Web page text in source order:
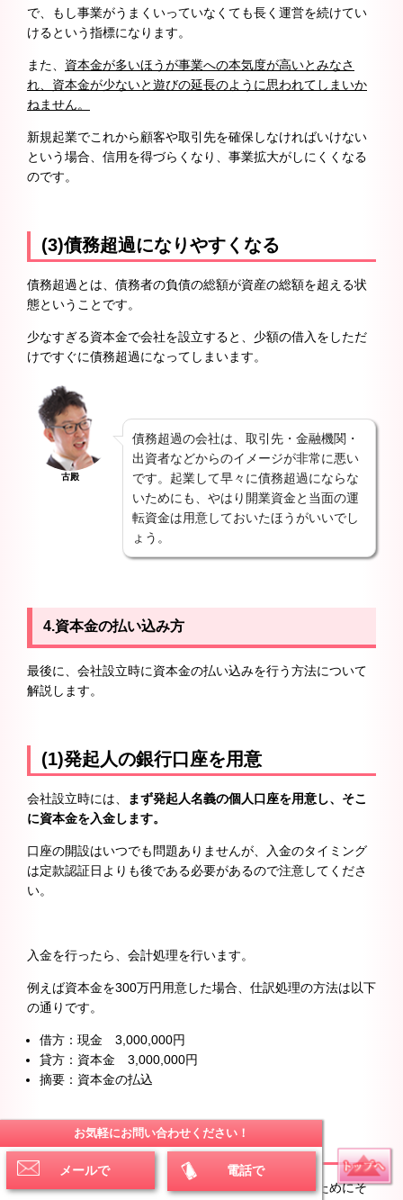
で、もし事業がうまくいっていなくても長く運営を続けてい
けるという指標になります。
また、 資本金が多いほうが事業への本気度が高いとみなさ
れ、資本金が少ないと遊びの延長のように思われてしまいか
ねません。
新規起業でこれから顧客や取引先を確保しなければいけない
という場合、信用を得づらくなり、事業拡大がしにくくなる
のです。
(3)債務超過になりやすくなる
債務超過とは、債務者の負債の総額が資産の総額を超える状
態ということです。
少なすぎる資本金で会社を設立すると、少額の借入をしただ
けですぐに債務超過になってしまいます。
古殿
債務超過の会社は、取引先・金融機関・
出資者などからのイメージが非常に悪い
です。起業して早々に債務超過にならな
いためにも、やはり開業資金と当面の運
転資金は用意しておいたほうがいいでし
ょう。
4.資本金の払い込み方
最後に、会社設立時に資本金の払い込みを行う方法について
解説します。
(1)発起人の銀行口座を用意
会社設立時には、
まず発起人名義の個人口座を用意し、そこ
に資本金を入金します。
口座の開設はいつでも問題ありませんが、入金のタイミング
は定款認証日よりも後である必要があるので注意してくださ
い。
入金を行ったら、会計処理を行います。
例えば資本金を300万円用意した場合、仕訳処理の方法は以下
の通りです。
借方：現金 3,000,000円
貸方：資本金 3,000,000円
摘要：資本金の払込
(2)通帳のコピー作成
資本金の払い込みを行ったら、会社の設立手続きのためにそ
お気軽にお問い合わせください！
メールで 電話で